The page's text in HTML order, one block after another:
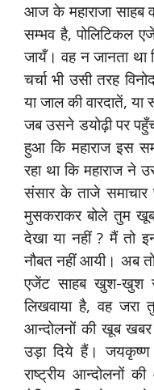
आज के महाराजा साहब
सम्भव है, पोलिटिकल
जायँ। वह न जानता
चर्चा भी उसी तरह
या जाल की वारदातें,
जब उसने डयोढ़ी पर
हुआ कि महाराज इस
रहा था कि महाराज ने
संसार के ताजे
मुसकराकर बोले तुम
देखा या नहीं ? मैं तो
नौबत नहीं आयी। अब
एजेंट साहब खुश-खुश
लिखवाया है, वह जरा
आन्दोलनों की खूब खबर
उड़ा दिये हैं।
राष्ट्रीय आन्दोलनों